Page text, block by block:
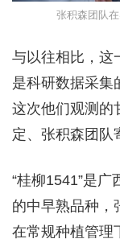
张积森团队
与以往相比，
是科研数据采集
这次他们观测的
定、张积森团队
“桂柳1541”是
的中早熟品种，
在常规种植管理